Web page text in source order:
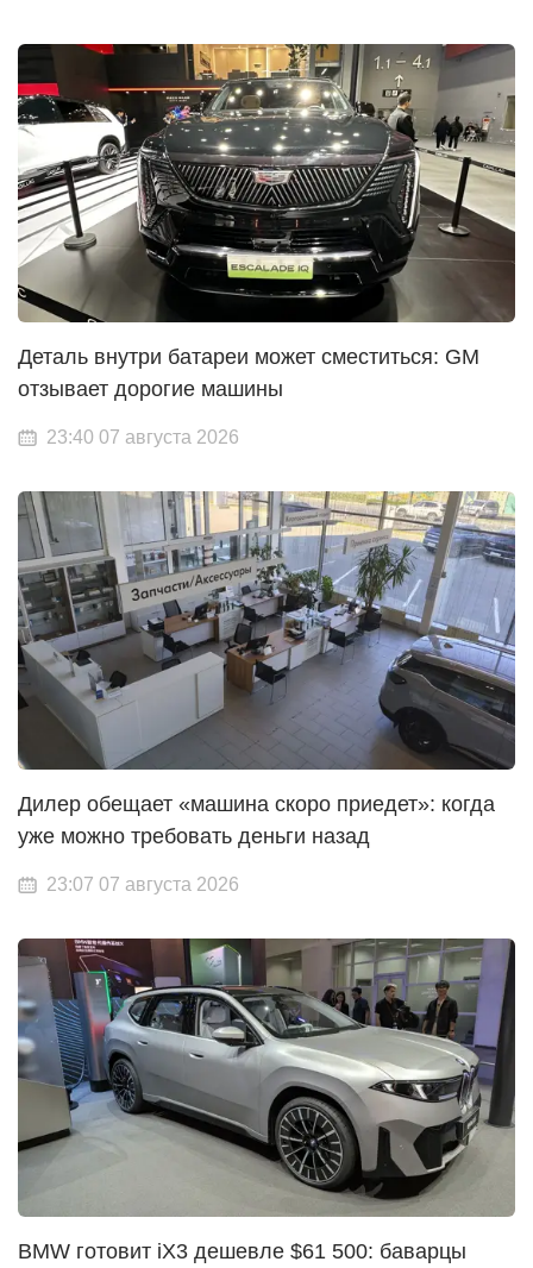
Деталь внутри батареи может сместиться: GM
отзывает дорогие машины
23:40 07 августа 2026
Дилер обещает «машина скоро приедет»: когда
уже можно требовать деньги назад
23:07 07 августа 2026
BMW готовит iX3 дешевле $61 500: баварцы